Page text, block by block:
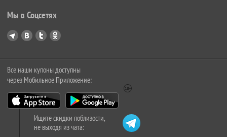
Мы в Соцсетях
Все наши купоны доступны
через Мобильное Приложение:
Ищите скидки поблизости,
не выходя из чата: